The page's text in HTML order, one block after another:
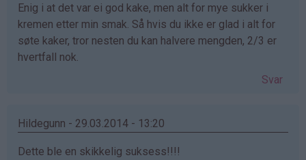
bekreftet)
Enig i at det var ei god kake, men alt for mye sukker i
kremen etter min smak. Så hvis du ikke er glad i alt for
søte kaker, tror nesten du kan halvere mengden, 2/3 er
hvertfall nok.
Svar
Hildegunn - 29.03.2014 - 13:20
Dette ble en skikkelig suksess!!!!